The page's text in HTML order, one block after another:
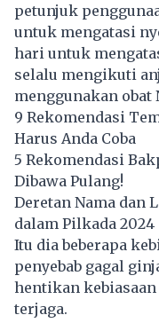
petunjuk
untuk mengatasi
hari untuk
selalu mengikuti
menggunakan obat
9 Rekomendasi
Harus Anda Coba
5 Rekomendasi
Dibawa Pulang!
Deretan Nama dan
dalam Pilkada 2024
Itu dia beberapa
penyebab gagal
hentikan
terjaga.